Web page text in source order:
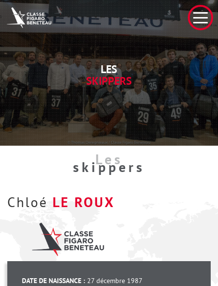
LES
SKIPPERS
Les
skippers
Chloé LE ROUX
DATE DE NAISSANCE : 27 décembre 1987